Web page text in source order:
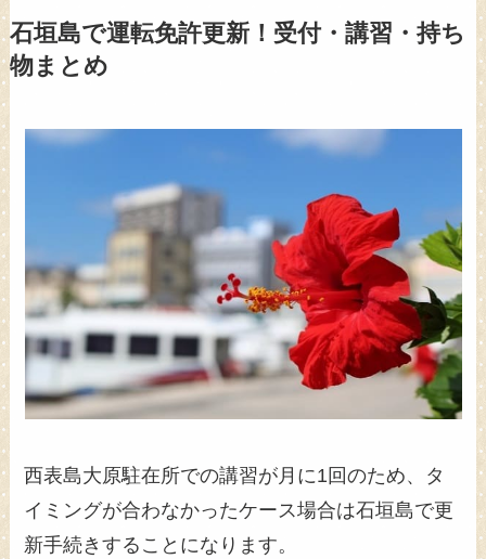
石垣島で運転免許更新！受付・講習・持ち
物まとめ
西表島大原駐在所での講習が月に1回のため、タ
イミングが合わなかったケース場合は石垣島で更
新手続きすることになります。